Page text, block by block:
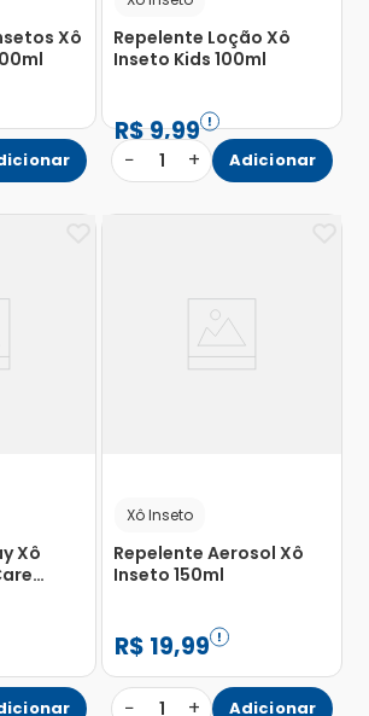
Xô
Repelente Loção Xô
Inseto Kids 100ml
R$9,99
− 1 + Adicionar
Xô
Xô Inseto
Repelente Aerosol Xô
Inseto 150ml
R$ 19,99
− 1 + Adicionar